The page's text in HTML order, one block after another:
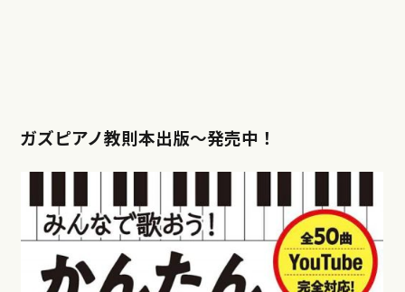
ガズピアノ教則本出版〜発売中！